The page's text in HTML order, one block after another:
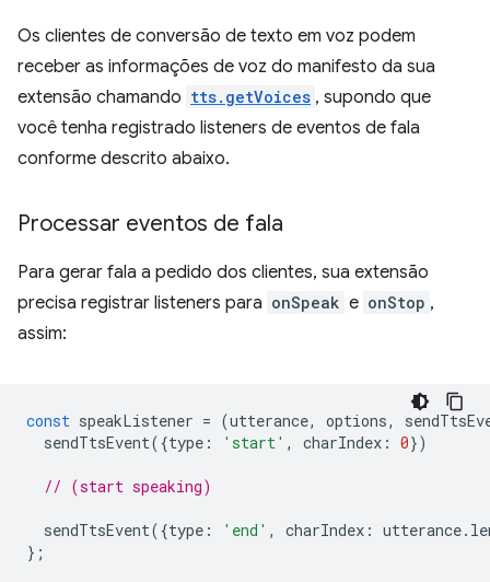
Os clientes de conversão de texto em voz podem
receber as informações de voz do manifesto da sua
extensão chamando tts.getVoices , supondo que
você tenha registrado listeners de eventos de fala
conforme descrito abaixo.
Processar eventos de fala
Para gerar fala a pedido dos clientes, sua extensão
precisa registrar listeners para onSpeak e onStop ,
assim:
const speakListener = (utterance, options,
sendTtsEvent({type : 'start' , charIndex : 0})
// (start speaking)
sendTtsEvent({type : 'end' , charIndex : utterance.
};